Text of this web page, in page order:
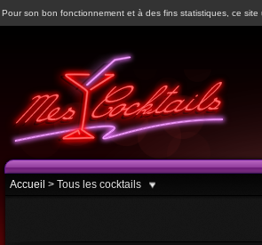
Pour son bon fonctionnement et à des fins statistiques, ce
Accueil > Tous les cocktails